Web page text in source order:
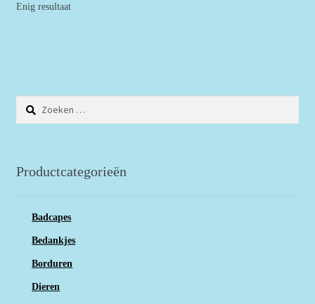
Enig resultaat
Zoeken
naar:
Productcategorieën
Badcapes
Bedankjes
Borduren
Dieren